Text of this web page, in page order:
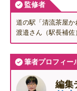
監修者
道の駅「清流茶屋か
渡邉さん（駅長補佐
筆者プロフィー
編集